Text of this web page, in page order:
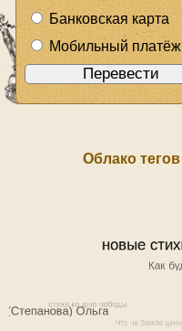
Банковская карта
Мобильный платёж
Облако тегов